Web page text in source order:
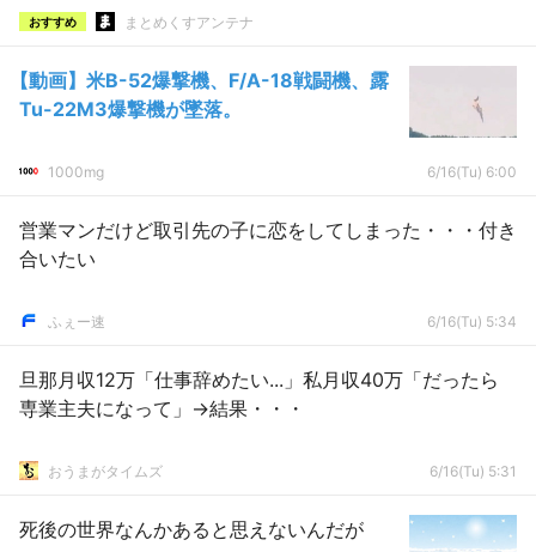
おすすめ まとめくすアンテナ
【動画】米B-52爆撃機、F/A-18戦闘機、露
Tu-22M3爆撃機が墜落。
1000mg 6/16(Tu) 6:00
営業マンだけど取引先の子に恋をしてしまった・・・付き
合いたい
ふぇー速 6/16(Tu) 5:34
旦那月収12万「仕事辞めたい...」私月収40万「だったら
専業主夫になって」→結果・・・
おうまがタイムズ 6/16(Tu) 5:31
死後の世界なんかあると思えないんだが